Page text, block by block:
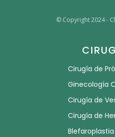
© Copyright 2024 -
Cirugía de
Ginecología
Cirugía de
Cirugía de
Blefaroplastia